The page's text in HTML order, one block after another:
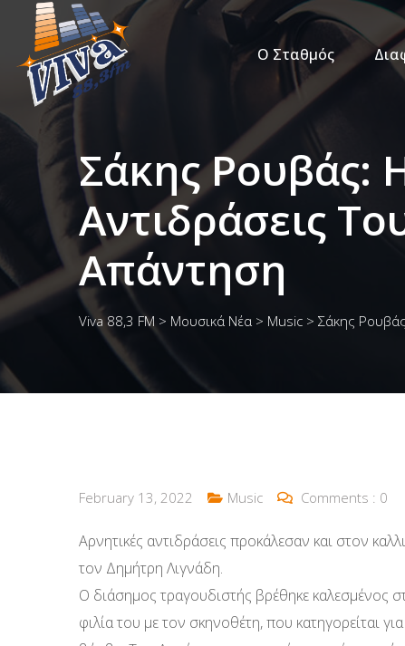
Ο Σταθμός
Σάκης Ρουβάς:
Αντιδράσεις
Απάντηση
Viva 88,3 FM > Μουσικά Νέα > Music > Σάκης
February 13, 2022 Music Comments : 0
Αρνητικές αντιδράσεις προκάλεσαν και στον
τον Δημήτρη Λιγνάδη.
Ο διάσημος τραγουδιστής βρέθηκε καλεσμένος
φιλία του με τον σκηνοθέτη, που κατηγορείται